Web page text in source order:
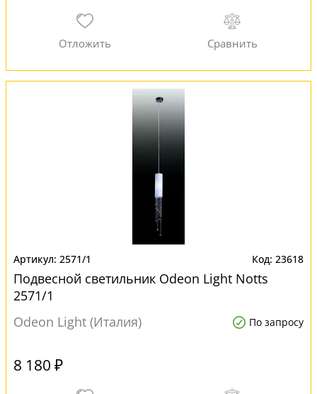
2571/1 23618
Подвесной светильник Odeon Light Notts
2571/1
Odeon Light (Италия)
По запросу
8 180 ₽